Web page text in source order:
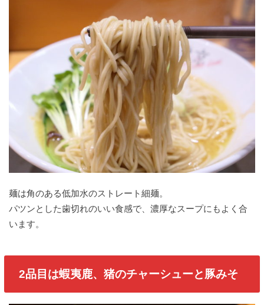
麺は角のある低加水のストレート細麺。
パツンとした歯切れのいい食感で、濃厚なスープにもよく合
います。
2品目は蝦夷鹿、猪のチャーシューと豚みそ